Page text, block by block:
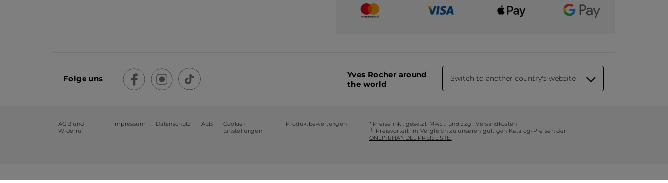
Folge uns
Yves Rocher around
the world
Switch to another country's website
AGB und
Widerruf
Impressum Datenschutz AEB
Cookie-
Einstellungen
Produktbewertungen * Preise inkl. gesetzl. MwSt. und zzgl. Versandkosten
(1) Preisvorteil: Im Vergleich zu unseren gültigen Katalog-Preisen der
ONLINEHANDEL PREISLISTE.